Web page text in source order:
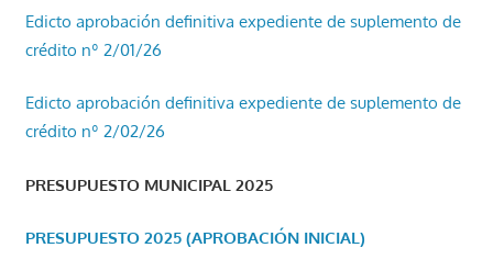
Edicto aprobación definitiva expediente de suplemento de
crédito nº 2/01/26
Edicto aprobación definitiva expediente de suplemento de
crédito nº 2/02/26
PRESUPUESTO MUNICIPAL 2025
PRESUPUESTO 2025 (APROBACIÓN INICIAL)